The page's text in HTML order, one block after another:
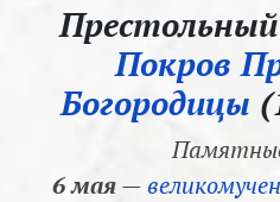
Покров
Богородицы
6 мая—